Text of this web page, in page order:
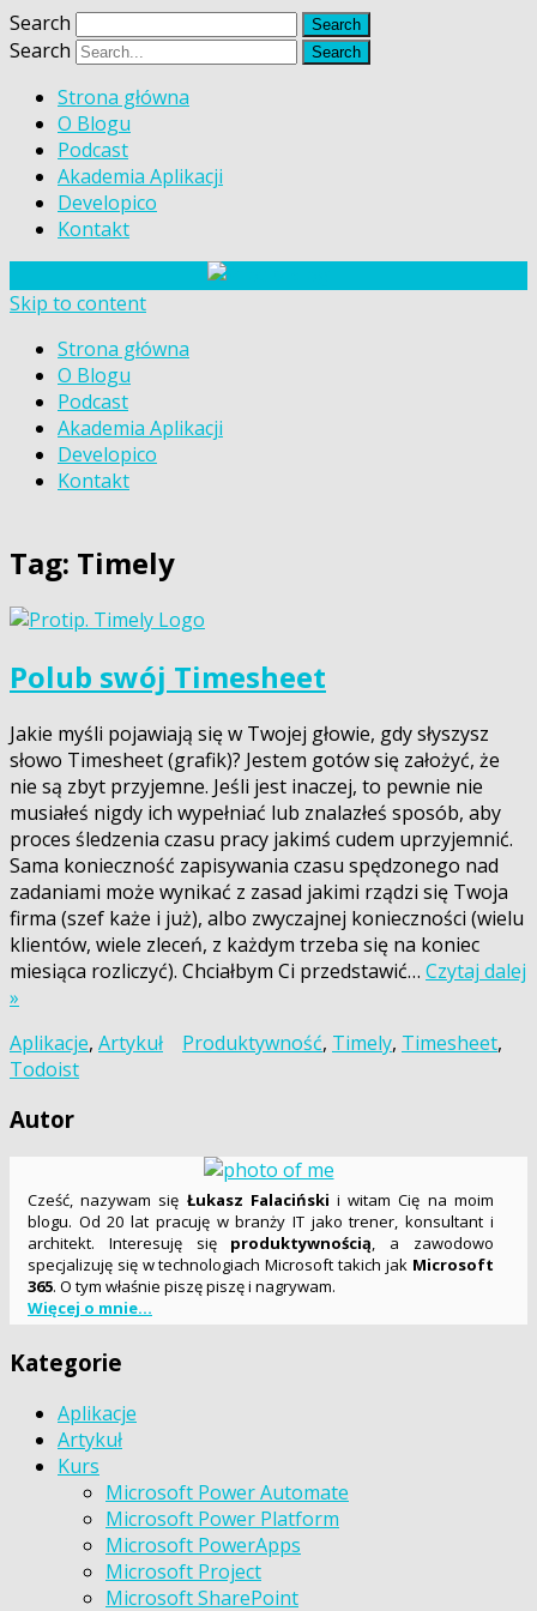
Search
Search
Strona główna
O Blogu
Podcast
Akademia Aplikacji
Developico
Kontakt
Skip to content
Strona główna
O Blogu
Podcast
Akademia Aplikacji
Developico
Kontakt
Tag: Timely
Polub swój Timesheet
Jakie myśli pojawiają się w Twojej głowie, gdy słyszysz
słowo Timesheet (grafik)? Jestem gotów się założyć, że
nie są zbyt przyjemne. Jeśli jest inaczej, to pewnie nie
musiałeś nigdy ich wypełniać lub znalazłeś sposób, aby
proces śledzenia czasu pracy jakimś cudem uprzyjemnić.
Sama konieczność zapisywania czasu spędzonego nad
zadaniami może wynikać z zasad jakimi rządzi się Twoja
firma (szef każe i już), albo zwyczajnej konieczności (wielu
klientów, wiele zleceń, z każdym trzeba się na koniec
miesiąca rozliczyć). Chciałbym Ci przedstawić… Czytaj dalej
»
Aplikacje, Artykuł Produktywność, Timely, Timesheet,
Todoist
Autor
Cześć, nazywam się Łukasz Falaciński i witam Cię na moim
blogu. Od 20 lat pracuję w branży IT jako trener, konsultant i
architekt. Interesuję się produktywnością, a zawodowo
specjalizuję się w technologiach Microsoft takich jak Microsoft
365. O tym właśnie piszę piszę i nagrywam.
Więcej o mnie...
Kategorie
Aplikacje
Artykuł
Kurs
Microsoft Power Automate
Microsoft Power Platform
Microsoft PowerApps
Microsoft Project
Microsoft SharePoint